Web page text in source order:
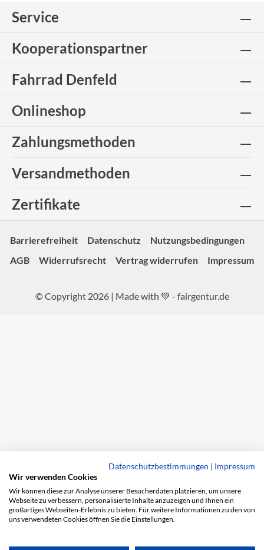
Service
Kooperationspartner
Fahrrad Denfeld
Onlineshop
Zahlungsmethoden
Versandmethoden
Zertifikate
Barrierefreiheit Datenschutz
Nutzungsbedingungen
AGB
Widerrufsrecht Vertrag widerrufen Impressum
© Copyright 2026 | Made with 💚 - fairgentur.de
Datenschutzbestimmungen | Impressum
Wir verwenden Cookies
Wir können diese zur Analyse unserer Besucherdaten platzieren, um unsere
Webseite zu verbessern, personalisierte Inhalte anzuzeigen und Ihnen ein
großartiges Webseiten-Erlebnis zu bieten. Für weitere Informationen zu den von
uns verwendeten Cookies öffnen Sie die Einstellungen.